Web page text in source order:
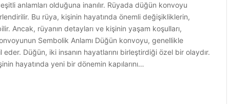
anlamları olduğuna inanılır. Rüyada düğün konvoyu
Bu rüya, kişinin hayatında önemli değişikliklerin,
Ancak, rüyanın detayları ve kişinin yaşam koşulları,
Sembolik Anlamı Düğün konvoyu, genellikle
Düğün, iki insanın hayatlarını birleştirdiği özel bir olaydır.
hayatında yeni bir dönemin kapılarını…